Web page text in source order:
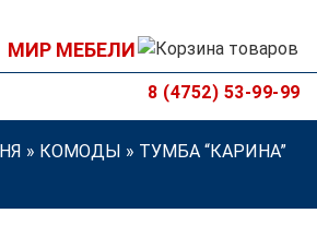
МИР МЕБЕЛИ
8 (4752) 53-99-99
» КОМОДЫ » ТУМБА “КАРИНА”